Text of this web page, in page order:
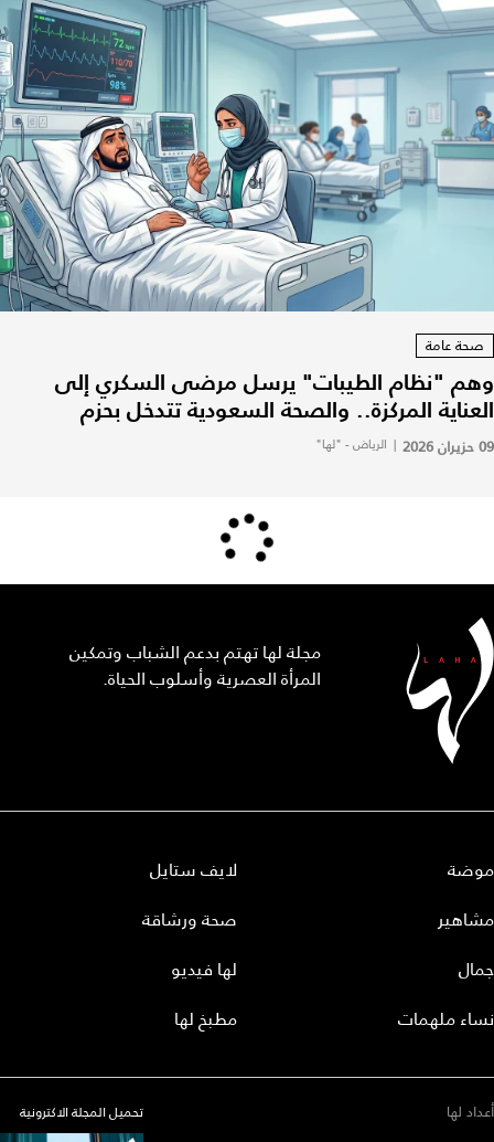
صحة عامة
وهم "نظام الطيبات" يرسل مرضى السكري إلى
العناية المركزة.. والصحة السعودية تتدخل بحزم
09 حزيران 2026 | الرياض - "لها"
مجلة لها تهتم بدعم الشباب وتمكين
المرأة العصرية وأسلوب الحياة.
موضة
مشاهير
جمال
نساء ملهمات
لايف ستايل
صحة ورشاقة
لها فيديو
مطبخ لها
أعداد لها تحميل المجلة الاكترونية